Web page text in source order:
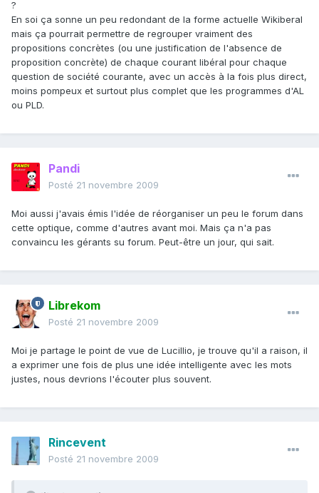
?
En soi ça sonne un peu redondant de la forme actuelle Wikiberal
mais ça pourrait permettre de regrouper vraiment des
propositions concrètes (ou une justification de l'absence de
proposition concrète) de chaque courant libéral pour chaque
question de société courante, avec un accès à la fois plus direct,
moins pompeux et surtout plus complet que les programmes d'AL
ou PLD.
Pandi
Posté 21 novembre 2009
Moi aussi j'avais émis l'idée de réorganiser un peu le forum dans
cette optique, comme d'autres avant moi. Mais ça n'a pas
convaincu les gérants su forum. Peut-être un jour, qui sait.
Librekom
Posté 21 novembre 2009
Moi je partage le point de vue de Lucillio, je trouve qu'il a raison, il
a exprimer une fois de plus une idée intelligente avec les mots
justes, nous devrions l'écouter plus souvent.
Rincevent
Posté 21 novembre 2009